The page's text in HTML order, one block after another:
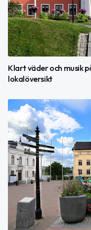
Klart väder och musik
lokalöversikt